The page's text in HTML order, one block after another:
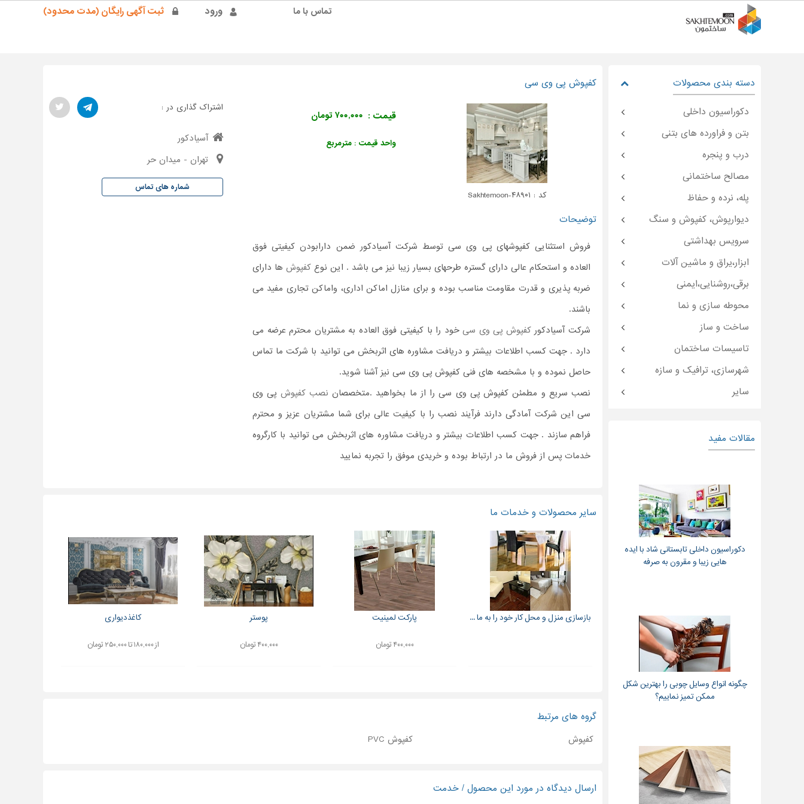
ورود ثبت آگهی رایگان (مدت محدود) تماس با ما
کفپوش پی وی سی
کد : Sakhtemoon-۴۸۹۰۱
قیمت : ۷۰۰,۰۰۰ تومان
واحد قیمت : مترمربع
توضیحات
فروش استثنایی کفپوشهای پی وی سی توسط شرکت آسیادکور ضمن دارابودن کیفیتی فوق
العاده و استحکام عالی دارای گستره طرحهای بسیار زیبا نیز می باشد . این نوع کفپوش ها دارای
ضربه پذیری و قدرت مقاومت مناسب بوده و برای منازل اماکن اداری، واماکن تجاری مفید می
باشند.
شرکت آسیادکورکفپوش پی وی سیخود را با کیفیتی فوق العاده به مشتریان محترم عرضه می
دارد . جهت کسب اطلاعات بیشتر و دریافت مشاوره های اثربخش می توانید با شرکت ما تماس
حاصل نموده و با مشخصه های فنی کفپوش پی وی سی نیز آشنا شوید.
نصب سریع و مطمئن کفپوش پی وی سی را از ما بخواهید .متخصصان نصب کفپوش پی وی
سی این شرکت آمادگی دارند فرآیند نصب را با کیفیت عالی برای شما مشتریان عزیز و محترم
فراهم سازند . جهت کسب اطلاعات بیشتر و دریافت مشاوره های اثربخش می توانید با کارگروه
خدمات پس از فروش ما در ارتباط بوده و خریدی موفق را تجربه نمایید
اشتراک گذاری در :
آسیادکور
تهران - میدان حر
شماره های تماس
سایر محصولات و خدمات ما
بازسازی منزل و محل کار خود را به ما ... پارکت لمینیت
۴۰۰,۰۰۰ تومان
پوستر
۴۰۰,۰۰۰ تومان
کاغذدیواری
از ۱۸۰,۰۰۰ تا ۲۵۰,۰۰۰ تومان
گروه های مرتبط
کفپوش کفپوش PVC
ارسال دیدگاه در مورد این محصول / خدمت
دسته بندی محصولات
دکوراسیون داخلی
بتن و فراورده های بتنی
درب و پنجره
مصالح ساختمانی
پله، نرده و حفاظ
دیوارپوش، کفپوش و سنگ
سرویس بهداشتی
ابزار،یراق و ماشین آلات
برقی،روشنایی،ایمنی
محوطه سازی و نما
ساخت و ساز
تاسیسات ساختمان
شهرسازی، ترافیک و سازه
سایر
مقالات مفید
دکوراسیون داخلی تابستانی شاد با ایده
هایی زیبا و مقرون به صرفه
چگونه انواع وسایل چوبی را بهترین شکل
ممکن تمیز نماییم؟